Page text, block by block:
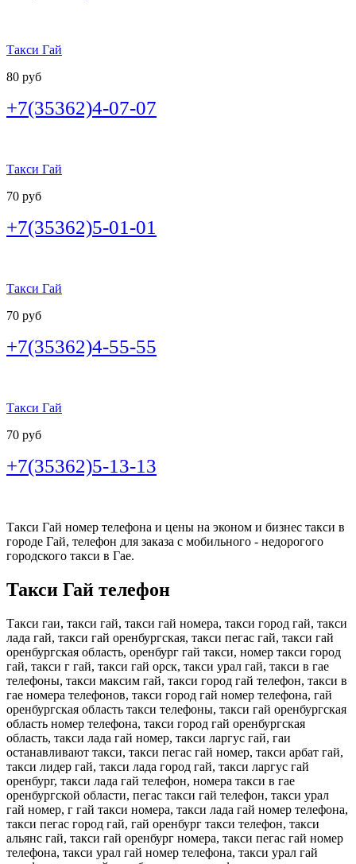
Такси Гай
80 руб
+7(35362)4-07-07
Такси Гай
70 руб
+7(35362)5-01-01
Такси Гай
70 руб
+7(35362)4-55-55
Такси Гай
70 руб
+7(35362)5-13-13
Такси Гай номер телефона и цены на эконом и бизнес такси в
городе Гай, телефон для заказа с мобильного - недорогого
городского такси в Гае.
Такси Гай телефон
Такси гаи, такси гай, такси гай номера, такси город гай, такси
лада гай, такси гай оренбургская, такси пегас гай, такси гай
оренбургская область, оренбург гай такси, номер такси город
гай, такси г гай, такси гай орск, такси урал гай, такси в гае
телефоны, такси максим гай, такси город гай телефон, такси в
гае номера телефонов, такси город гай номер телефона, гай
оренбургская область такси телефоны, такси гай оренбургская
область номер телефона, такси город гай оренбургская
область, такси лада гай номер, такси ларгус гай, гаи
останавливают такси, такси пегас гай номер, такси арбат гай,
такси лидер гай, такси лада город гай, такси ларгус гай
оренбург, такси лада гай телефон, номера такси в гае
оренбургской области, пегас такси гай телефон, такси урал
гай номер, г гай такси номера, такси лада гай номер телефона,
такси пегас город гай, гай оренбург такси телефон, такси
альянс гай, такси гай оренбург номера, такси пегас гай номер
телефона, такси урал гай номер телефона, такси урал гай